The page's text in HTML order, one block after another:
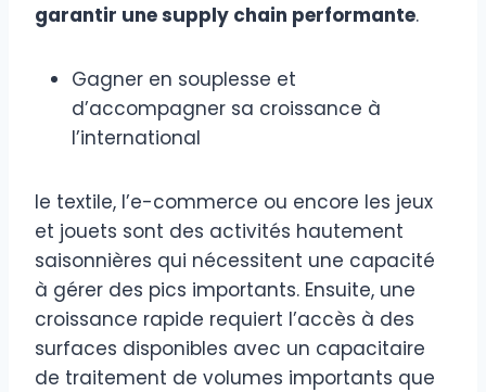
garantir une supply chain performante.
Gagner en souplesse et
d’accompagner sa croissance à
l’international
le textile, l’e-commerce ou encore les jeux
et jouets sont des activités hautement
saisonnières qui nécessitent une capacité
à gérer des pics importants. Ensuite, une
croissance rapide requiert l’accès à des
surfaces disponibles avec un capacitaire
de traitement de volumes importants que